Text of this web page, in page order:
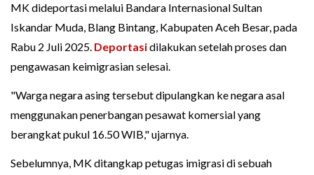
MK dideportasi melalui Bandara Internasional Sultan
Iskandar Muda, Blang Bintang, Kabupaten Aceh Besar, pada
Rabu 2 Juli 2025. Deportasidilakukan setelah proses dan
pengawasan keimigrasian selesai.
"Warga negara asing tersebut dipulangkan ke negara asal
menggunakan penerbangan pesawat komersial yang
berangkat pukul 16.50 WIB," ujarnya.
Sebelumnya, MK ditangkap petugas imigrasi di sebuah